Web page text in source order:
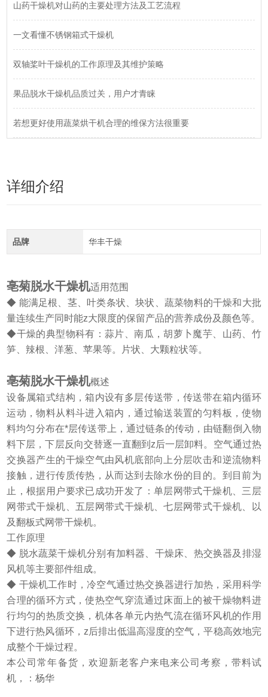
山药干燥机对山药的主要处理方法及工艺流程
一文看懂不锈钢箱式干燥机
双轴桨叶干燥机的工作原理及其维护策略
果品脱水干燥机品质过关，用户才青睐
若想更好使用蔬菜烘干机合理的维保方法很重要
详细介绍
品牌 华丰干燥
亳菊脱水干燥机适用范围
◆ 能满足根、茎、叶类条状、块状、蔬菜物料的干燥和大批
量连续生产同时能z大限度的保留产品的营养成份及颜色等。
◆干燥的典型物科有：蒜片、南瓜，胡萝卜魔芋、山药、竹
笋、辣根、洋葱、苹果等。片状、大颗粒状等。
亳菊脱水干燥机概述
设备属箱式结构，箱内设有多层传送带，传送带在箱内循环
运动，物料从料斗进入箱内，通过输送装置的匀料板，使物
料均匀分布在*层传送带上，通过链条的传动，由链翻倒入物
料下层，下层反向交替逐一直翻到z后一层卸料。空气通过热
交换器产生的干燥空气由风机底部向上分层吹击和逆流物料
接触，进行传质传热，从而达到去除水份的目的。到目前为
止，根据用户要求已成功开发了：单层网带式干燥机、三层
网带式干燥机、五层网带式干燥机、七层网带式干燥机、以
及翻板式网带干燥机。
工作原理
◆ 脱水蔬菜干燥机分别有加料器、干燥床、热交换器及排湿
风机等主要部件组成。
◆ 干燥机工作时，冷空气通过热交换器进行加热，采用科学
合理的循环方式，使热空气穿流通过床面上的被干燥物料进
行均匀的热质交换，机体各单元内热气流在循环风机的作用
下进行热风循环，z后排出低温高湿度的空气，平稳高效地完
成整个干燥过程。
本公司常年备货，欢迎新老客户来电来公司考察，带料试
机，：杨华